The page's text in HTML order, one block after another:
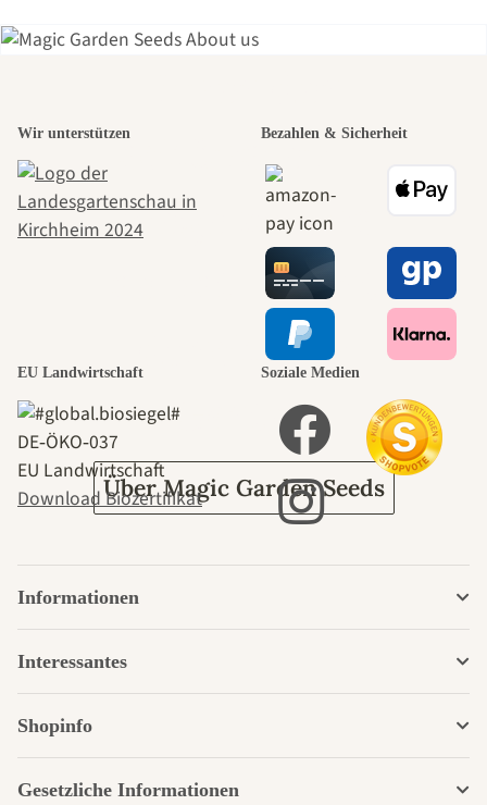
schönsten
Wege zu uns
selbst führt
durch den
Garten
Über Magic Garden Seeds
Wir unterstützen Bezahlen & Sicherheit
EU Landwirtschaft
DE‑ÖKO‑037
EU Landwirtschaft
Download Biozertifikat
Soziale Medien
Informationen
Interessantes
Shopinfo
Gesetzliche Informationen